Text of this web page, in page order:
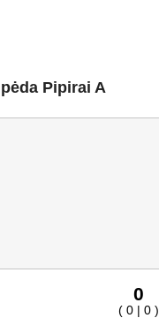
Pipirai A
0
( 0 | 0 )